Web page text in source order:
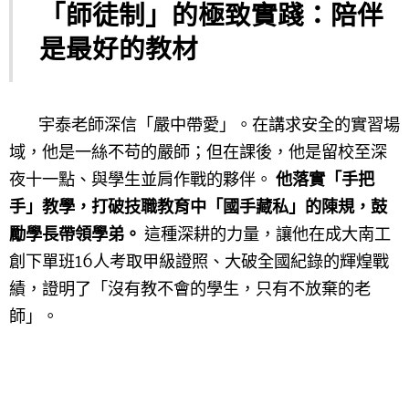
「師徒制」的極致實踐：陪伴
是最好的教材
宇泰老師深信「嚴中帶愛」。在講求安全的實習場
域，他是一絲不苟的嚴師；但在課後，他是留校至深
夜十一點、與學生並肩作戰的夥伴。 他落實「手把
手」教學，打破技職教育中「國手藏私」的陳規，鼓
勵學長帶領學弟。 這種深耕的力量，讓他在成大南工
創下單班16人考取甲級證照、大破全國紀錄的輝煌戰
績，證明了「沒有教不會的學生，只有不放棄的老
師」
。